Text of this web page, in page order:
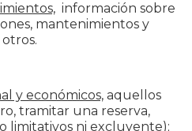
información sobre
mantenimientos y
y económicos, aquellos
tramitar una reserva,
limitativos ni excluyente);